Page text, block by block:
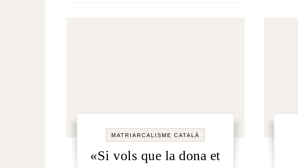
MATRIARCALISME CATALÀ
«Si vols que la dona et